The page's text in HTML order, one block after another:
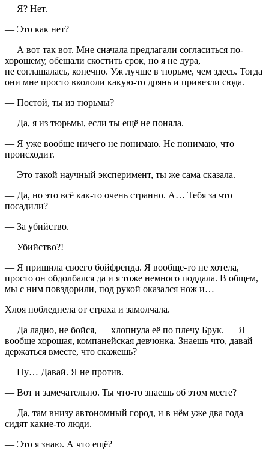
— Я? Нет.
— Это как нет?
— А вот так вот. Мне сначала предлагали согласиться по-
хорошему, обещали скостить срок, но я не дура,
не соглашалась, конечно. Уж лучше в тюрьме, чем здесь. Тогда
они мне просто вкололи какую-то дрянь и привезли сюда.
— Постой, ты из тюрьмы?
— Да, я из тюрьмы, если ты ещё не поняла.
— Я уже вообще ничего не понимаю. Не понимаю, что
происходит.
— Это такой научный эксперимент, ты же сама сказала.
— Да, но это всё как-то очень странно. А… Тебя за что
посадили?
— За убийство.
— Убийство?!
— Я пришила своего бойфренда. Я вообще-то не хотела,
просто он обдолбался да и я тоже немного поддала. В общем,
мы с ним повздорили, под рукой оказался нож и…
Хлоя побледнела от страха и замолчала.
— Да ладно, не бойся, — хлопнула её по плечу Брук. — Я
вообще хорошая, компанейская девчонка. Знаешь что, давай
держаться вместе, что скажешь?
— Ну… Давай. Я не против.
— Вот и замечательно. Ты что-то знаешь об этом месте?
— Да, там внизу автономный город, и в нём уже два года
сидят какие-то люди.
— Это я знаю. А что ещё?